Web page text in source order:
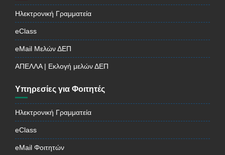
Ηλεκτρονική Γραμματεία
eClass
eMail Μελών ΔΕΠ
ΑΠΕΛΛΑ | Εκλογή μελών ΔΕΠ
Υπηρεσίες για Φοιτητές
Ηλεκτρονική Γραμματεία
eClass
eMail Φοιτητών